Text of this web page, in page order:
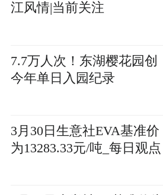
江风情|当前关注
7.7万人次！东湖樱花园创
今年单日入园纪录
3月30日生意社EVA基准价
为13283.33元/吨_每日观点